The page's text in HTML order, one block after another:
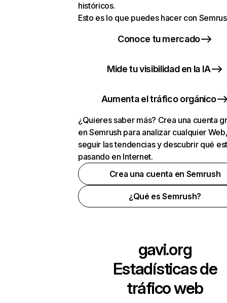
históricos.
Esto es lo que puedes hacer con
Conoce tu mercado
Mide tu visibilidad en la IA
Aumenta el tráfico orgánico
¿Quieres saber más? Crea una cuenta
en Semrush para analizar cualquier
seguir las tendencias y descubrir qué
pasando en Internet.
Crea una cuenta en Semrush
¿Qué es Semrush?
gavi.org
Estadísticas de
tráfico web